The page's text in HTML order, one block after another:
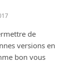
de
versions en
bon vous